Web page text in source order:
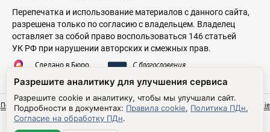
Перепечатка и использование материалов с данного сайта,
разрешена только по согласию с владельцем. Владелец
оставляет за собой право воспользоваться 146 статьей
УК РФ при нарушении авторских и смежных прав.
Сделано в Бюро
С благословения
Политика обработки персональных данныхСогласие на обработку ПДнПравила cookie
Настройки cookie
Разрешите аналитику для улучшения сервиса
Разрешите cookie и аналитику, чтобы мы улучшали сайт.
Подробности в документах: Правила cookie, Политика ПДн,
Согласие на обработку ПДн.